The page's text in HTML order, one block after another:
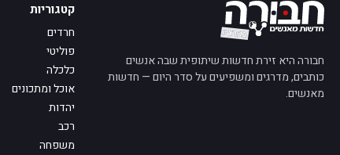
חבורה היא זירת חדשות שיתופית שבה אנשים
כותבים, מדרגים ומשפיעים על סדר היום — חדשות
מאנשים.
קטגוריות
חרדים
פוליטי
כלכלה
אוכל ומתכונים
יהדות
רכב
משפחה